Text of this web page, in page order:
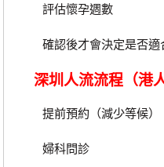
評估懷孕週數
確認後才會決定是否適
深圳人流流程（港
提前預約（減少等候）
婦科問診